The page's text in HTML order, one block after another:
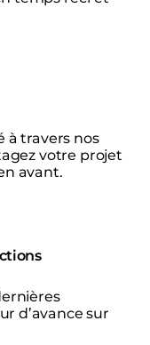
à travers nos
votre projet
avant.
d’avance sur